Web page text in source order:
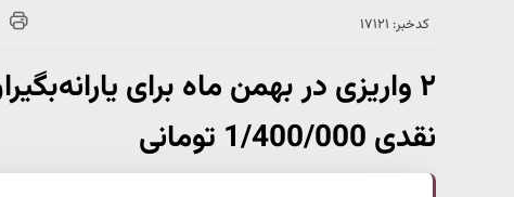
کدخبر: ۱۷۱۲۱
۲ واریزی در بهمن ماه برای
نقدی 1/400/000 تومانی